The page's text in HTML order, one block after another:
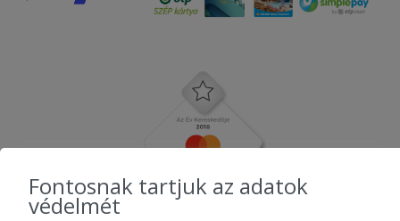
Fontosnak tartjuk az adatok
védelmét